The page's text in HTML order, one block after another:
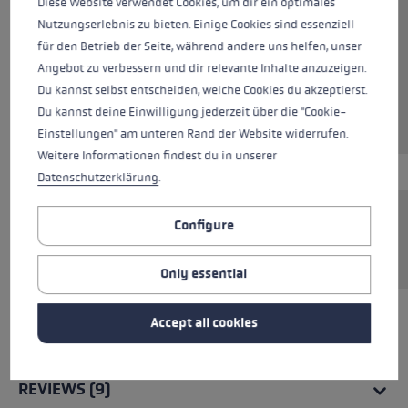
Colours black
Basket for all threaded LEKI tips. Tool-less
replacement.
ALL FEATURES
REVIEWS (9)
Nutzungserlebnis zu bieten. Einige Cookies sind essenziell
für den Betrieb der Seite, während andere uns helfen, unser
Angebot zu verbessern und dir relevante Inhalte anzuzeigen.
Du kannst selbst entscheiden, welche Cookies du akzeptierst.
Du kannst deine Einwilligung jederzeit über die "Cookie-
Einstellungen" am unteren Rand der Website widerrufen.
Weitere Informationen findest du in unserer
Datenschutzerklärung.
Configure
Only essential
Accept all cookies